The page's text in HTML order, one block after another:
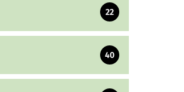
22
40